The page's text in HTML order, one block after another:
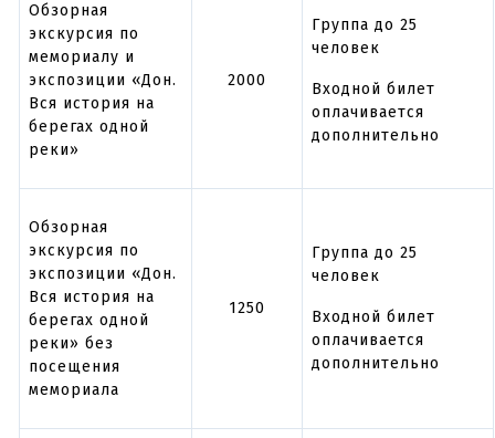
Обзорная
экскурсия по
мемориалу и
экспозиции «Дон.
Вся история на
берегах одной
реки»
2000
Группа до 25
человек
Входной билет
оплачивается
дополнительно
Обзорная
экскурсия по
экспозиции «Дон.
Вся история на
берегах одной
реки» без
посещения
мемориала
1250
Группа до 25
человек
Входной билет
оплачивается
дополнительно